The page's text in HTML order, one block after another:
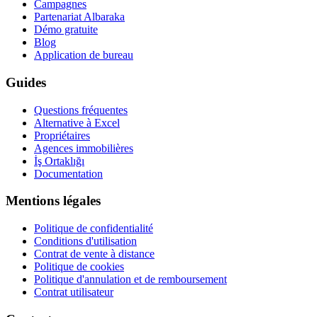
Campagnes
Partenariat Albaraka
Démo gratuite
Blog
Application de bureau
Guides
Questions fréquentes
Alternative à Excel
Propriétaires
Agences immobilières
İş Ortaklığı
Documentation
Mentions légales
Politique de confidentialité
Conditions d'utilisation
Contrat de vente à distance
Politique de cookies
Politique d'annulation et de remboursement
Contrat utilisateur